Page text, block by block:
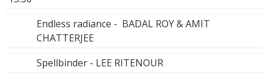
Endless radiance - BADAL ROY & AMIT
CHATTERJEE
Spellbinder - LEE RITENOUR